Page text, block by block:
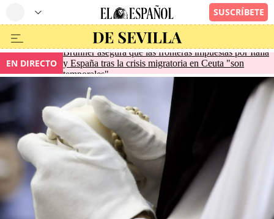
EN DIRECTO
Brunner asegura que las fronteras impuestas por Italia
y España tras la crisis migratoria en Ceuta "son
temporales"